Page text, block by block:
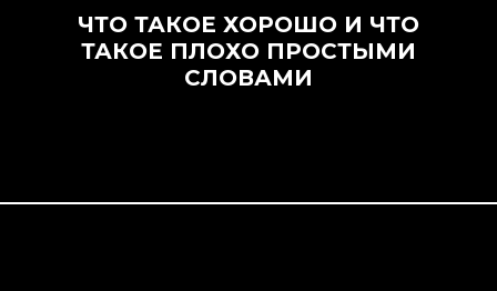
ЧТО ТАКОЕ ХОРОШО И ЧТО
ТАКОЕ ПЛОХО ПРОСТЫМИ
СЛОВАМИ